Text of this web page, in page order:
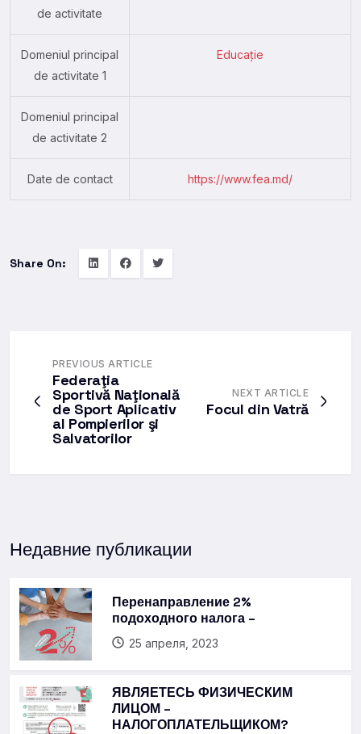
de activitate
Domeniul principal
de activitate 1
Educație
Domeniul principal
de activitate 2
Date de contact https://www.fea.md/
Share On:
PREVIOUS ARTICLE
Federaţia
Sportivă Naţională
de Sport Aplicativ
al Pompierilor şi
Salvatorilor
NEXT ARTICLE
Focul din Vatră
Недавние публикации
Перенаправление 2%
подоходного налога –
25 апреля, 2023
ЯВЛЯЕТЕСЬ ФИЗИЧЕСКИМ
ЛИЦОМ –
НАЛОГОПЛАТЕЛЬЩИКОМ?